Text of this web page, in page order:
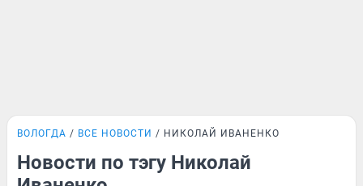
ВОЛОГДА ВСЕ НОВОСТИ НИКОЛАЙ ИВАНЕНКО
Новости по тэгу Николай